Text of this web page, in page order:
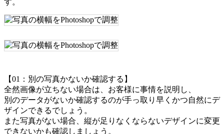
す。
【01：別の写真かないか確認する】
全然画像が立ちない場合は、お客様に事情を説明し、
別のデータがないか確認するのが手っ取り早くかつ自然にデ
ザインできるでしょう。
また写真がない場合、縦が足りなくならないデザインに変更
できないかも確認しましょう。